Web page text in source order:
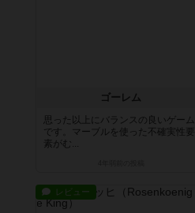
ゴーレム
思った以上にバランスの良いゲーム
です。マーブルを使った不確実性要
素がむ...
レビュー